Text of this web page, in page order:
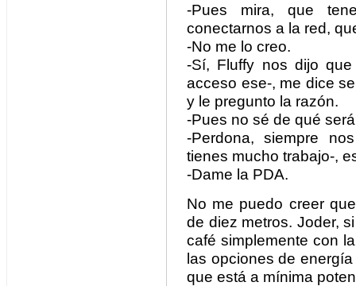
-Pues mira, que
conectarnos a la red,
-No me lo creo.
-Sí, Fluffy nos dijo
acceso ese-, me dice
y le pregunto la razón.
-Pues no sé de qué
-Perdona, siempre
tienes mucho trabajo-,
-Dame la PDA.
No me puedo creer
de diez metros. Joder,
café simplemente con
las opciones de
que está a mínima